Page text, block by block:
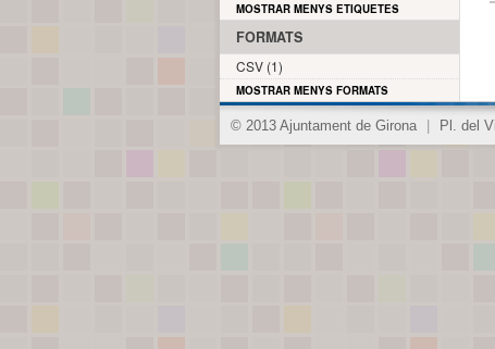
MOSTRAR MENYS ETIQUETES
FORMATS
CSV (1)
MOSTRAR MENYS FORMATS
© 2013 Ajuntament de Girona Pl. del